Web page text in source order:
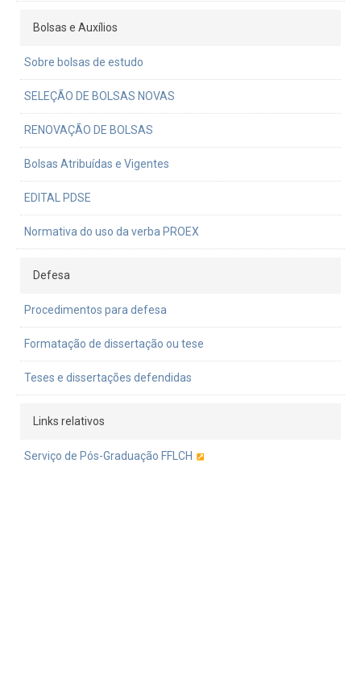
Bolsas e Auxílios
Sobre bolsas de estudo
SELEÇÃO DE BOLSAS NOVAS
RENOVAÇÃO DE BOLSAS
Bolsas Atribuídas e Vigentes
EDITAL PDSE
Normativa do uso da verba PROEX
Defesa
Procedimentos para defesa
Formatação de dissertação ou tese
Teses e dissertações defendidas
Links relativos
Serviço de Pós-Graduação FFLCH